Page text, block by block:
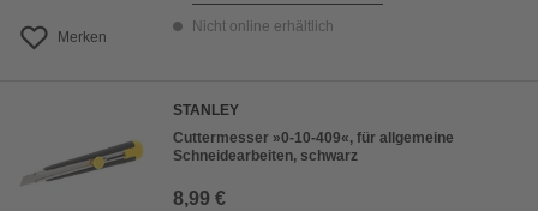
Merken
Nicht online erhältlich
STANLEY
Cuttermesser »0-10-409«, für allgemeine
Schneidearbeiten, schwarz
8,99 €